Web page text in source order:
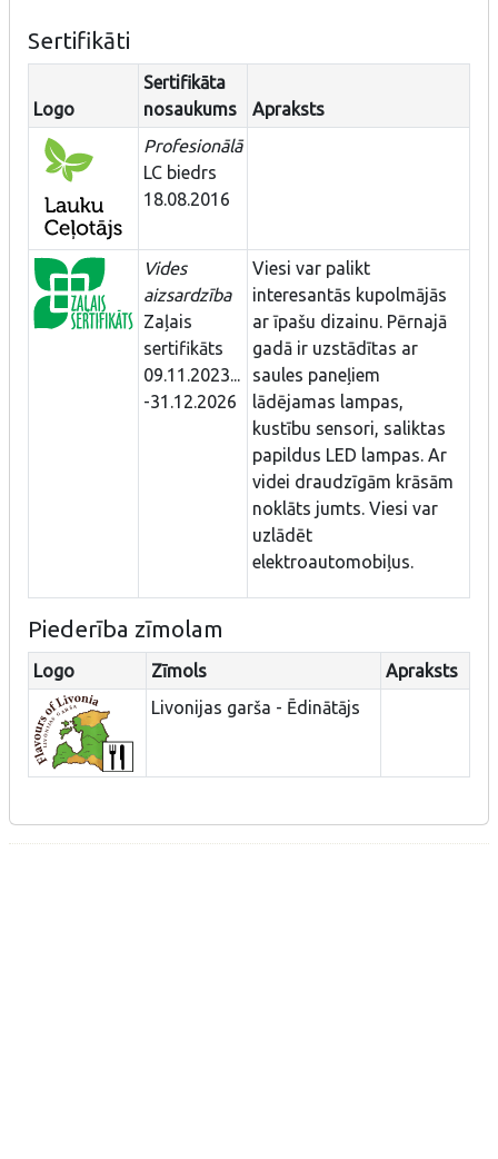
Sertifikāti
Logo
Sertifikāta
nosaukums
Apraksts
Profesionālā
LC biedrs
18.08.2016
Vides
aizsardzība
Zaļais
sertifikāts
09.11.2023...
-31.12.2026
Viesi var palikt
interesantās kupolmājās
ar īpašu dizainu. Pērnajā
gadā ir uzstādītas ar
saules paneļiem
lādējamas lampas,
kustību sensori, saliktas
papildus LED lampas. Ar
videi draudzīgām krāsām
noklāts jumts. Viesi var
uzlādēt
elektroautomobiļus.
Piederība zīmolam
Logo Zīmols
Apraksts
Livonijas garša - Ēdinātājs